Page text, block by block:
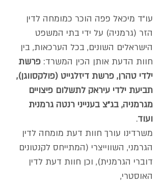
עו"ד מיכאל פפה הוכר כמומחה לדין
הזר (גרמניה) על ידי בתי המשפט
הישראלים השונים, בכל הערכאות, בין
חוות הדעת אותן הכין המשרד: פרשת
ילדי טהרן, פרשת דיזלגייט (פולקסווגן),
תביעת ילדי עיראק לתשלום פיצויים
מגרמניה, בג"צ בענייני רנטה גרמנית
ועוד.
משרדינו עורך חוות דעת מומחה לדין
הגרמני, השווייצרי (המתייחס לקנטונים
דוברי הגרמנית), וכן חוות דעת לדין
האוסטרי,